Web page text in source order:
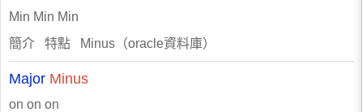
Min Min Min
簡介 特點 Minus（oracle資料庫）
Major Minus
on on on